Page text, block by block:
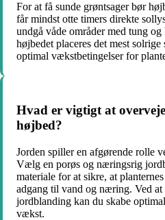
For at få sunde grøntsager bør
får mindst otte timers direkte
undgå våde områder med tung
højbedet placeres det mest
optimal vækstbetingelser for
Hvad er vigtigt at
højbed?
Jorden spiller en afgørende rolle
Vælg en porøs og næringsrig
materiale for at sikre, at
adgang til vand og næring. Ved
jordblanding kan du skabe
vækst.